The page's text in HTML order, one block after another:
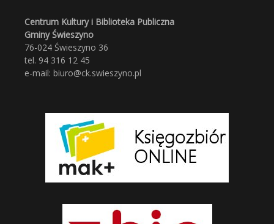
Centrum Kultury i Biblioteka Publiczna
Gminy Świeszyno
76-024 Świeszyno 36
tel. 94 316 12 45
e-mail: biuro@ck.swieszyno.pl